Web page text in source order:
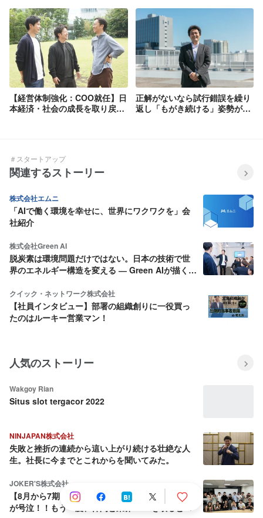
査を支えているのは大きなやり
がいです。
さが味わえる絶好のタイミング
【経営体制強化：COO就任】日
本経済・社会の成長を取り戻し
正解がないなら試行錯誤を繰り
返し「もがき続ける」姿勢が重
＃スタートアップ
関連するストーリー
株式会社エムニ
「AIで働く環境を幸せに、世界にワクワクを」会
社紹介
株式会社Green AI
脱炭素は環境問題だけではない。日本の技術で世
界のエネルギー構造を変える ― Green AIが描く未
クイック・ネットワーク株式会社
【社員インタビュー】部署の組織創りに一役買っ
たのはルーキー営業マン！
人気のストーリー
Wakgoy Rian
Situs slot tergacor 2022
NINJAPAN株式会社
失敗と挫折の連続から這い上がり続ける壮絶な人
生。社長に今までとこれからを聞いてみた。
JOKER'S株式会社
【8月から7期目へ】会社を売却しようとした社長
が号泣！！もう一度、仲間と業界No.1を取ると決